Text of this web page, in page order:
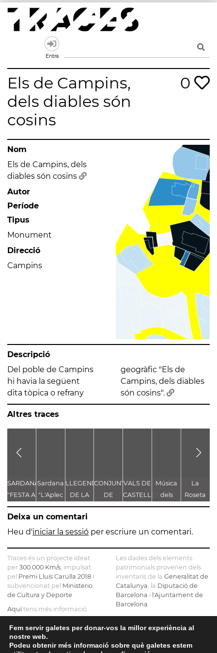
Skip
content
Un mapa de la memòria obert a tothom
Entra
Els de Campins,
dels diables són
cosins
0
Nom
Els de Campins, dels
diables són cosins
Autor
Període
Tipus
Monument
Direcció
Campins
Descripció
Del poble de Campins
hi havia la següent
dita tòpica o refrany
geogràfic "Els de
Campins, dels diables
són cosins".
Altres traces
SARDANA
"FESTA A
CASTELLET"
Sardana
"L'Aplec
d'Artés"
LLEGENDA
DE LA
TROBALLA
DE LA
MARE
CASTELLET
CONJUNT
DE
LLEGENDES
AL CAMÍ
VALS DE
CASTELLET
Música
dels
Pastorets
La
Roseta
de
o de
fem
borbons
a la
Deixa un comentari
Heu d'iniciar la sessió per escriure un comentari.
Traces és un projecte ideat
per 300.000 Km/s , impulsat
pel Premi Lluís Carulla 2018 i
subvencionat pel Ministerio
de Cultura y Deporte
Aquítens més informació
sobre el projecte
Si ens vols contactar pots fer-
ho a info@tracesmap.org
Les dades dels elements
patrimonials provenen dels
inventaris de la Generalitat de
Catalunya , la Diputació de
Barcelona i l'Ajuntament de
Barcelona
El mapa base ha estat
realitzat amb dades de la
, l'Institut Cartogràfic i
Fem servir galetes per donar-vos la millor experiència al
nostre web.
Podeu obtenir més informació sobre què galetes estem